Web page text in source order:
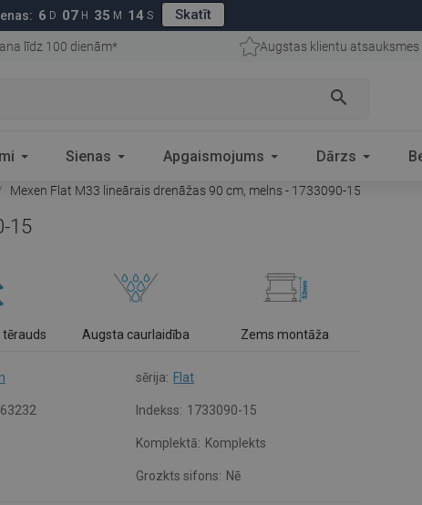
6 D 07 H 35 M 13 S Skatīt
līdz 100 dienām* Augstas klientu atsauksmes
search
Sienas Apgaismojums Dārzs
Mexen Flat M33 lineārais drenāžas 90 cm, melns - 1733090-15
15
tērauds Augsta caurlaidība Zems montāža
sērija: Flat
Indekss: 1733090-15
Komplektā: Komplekts
Grozkts sifons: Nē